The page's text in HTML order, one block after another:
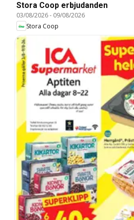
Stora Coop erbjudanden
03/08/2026- 09/08/2026
Stora Coop